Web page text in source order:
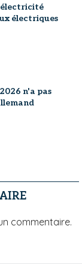
électriques
n'a pas
commentaire.